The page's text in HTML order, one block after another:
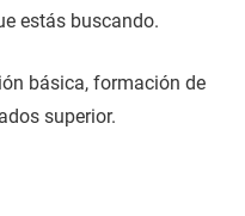
estás buscando.
básica, formación de
superior.